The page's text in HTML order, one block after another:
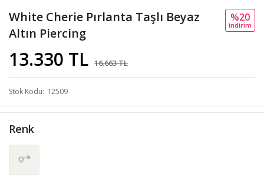
White Cherie Pırlanta Taşlı Beyaz
Altın Piercing
13.330 TL 16.663 TL
%20
i̇ndi̇ri̇m
Stok Kodu T2509
Renk